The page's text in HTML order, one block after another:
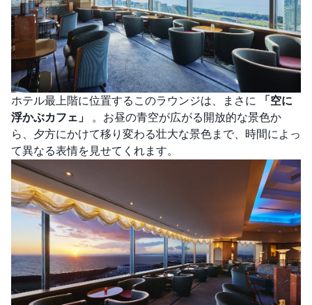
ホテル最上階に位置するこのラウンジは、まさに
「空に
浮かぶカフェ」
。お昼の青空が広がる開放的な景色か
ら、夕方にかけて移り変わる壮大な景色まで、時間によっ
て異なる表情を見せてくれます。